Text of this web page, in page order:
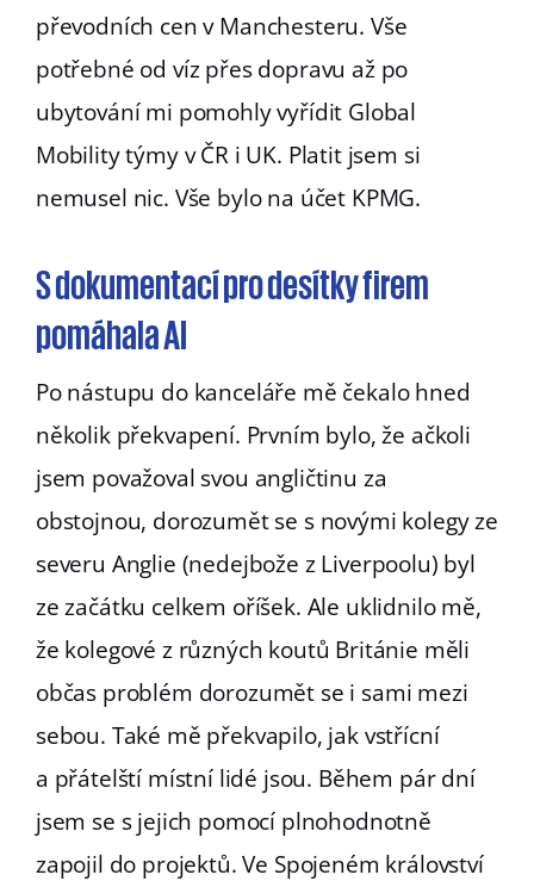
převodních cen v Manchesteru. Vše
potřebné od víz přes dopravu až po
ubytování mi pomohly vyřídit Global
Mobility týmy v ČR i UK. Platit jsem si
nemusel nic. Vše bylo na účet KPMG.
S dokumentací pro desítky firem
pomáhala AI
Po nástupu do kanceláře mě čekalo hned
několik překvapení. Prvním bylo, že ačkoli
jsem považoval svou angličtinu za
obstojnou, dorozumět se s novými kolegy ze
severu Anglie (nedejbože z Liverpoolu) byl
ze začátku celkem oříšek. Ale uklidnilo mě,
že kolegové z různých koutů Británie měli
občas problém dorozumět se i sami mezi
sebou. Také mě překvapilo, jak vstřícní
a přátelští místní lidé jsou. Během pár dní
jsem se s jejich pomocí plnohodnotně
zapojil do projektů. Ve Spojeném království